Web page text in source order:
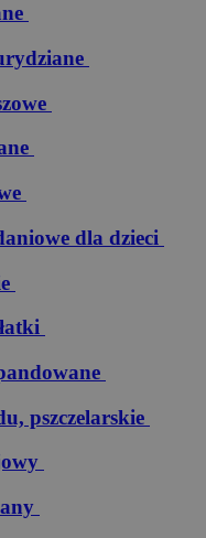
dla dzieci
pszczelarskie